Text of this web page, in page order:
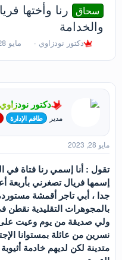
سحاق رنا وأختها
والخدامة
ب
د
ا
م
و
ع
دكتور نودزاوي
ت
ر
خ
ل
ب
د
ء
مايو 28, 2023
دكتور نودزاوي
مدير طاقم الإدارة
مايو 28, 2023
تقول : أنا إسمي رنا فتاة
إسمها فريال تصغرني بأربعة
جدا ، أبي تاجر أقمشة
بالمجوهرات التقليدية نقطن
ولي صديقة من يوم وعيت على
نسرين من عائلة بمستوانا
متدينة لكن لديهم خادمة